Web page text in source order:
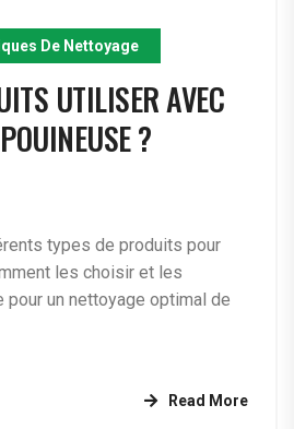
De Nettoyage
UTILISER AVEC
?
types de produits pour
les choisir et les
pour un nettoyage optimal de
Read More